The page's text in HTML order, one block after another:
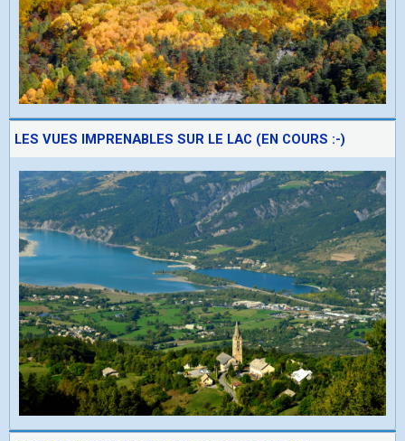
LES VUES IMPRENABLES SUR LE LAC (EN COURS :-)